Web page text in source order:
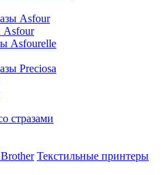
Asfour
Asfour
Asfourelle
Preciosa
стразами
Текстильные принтеры